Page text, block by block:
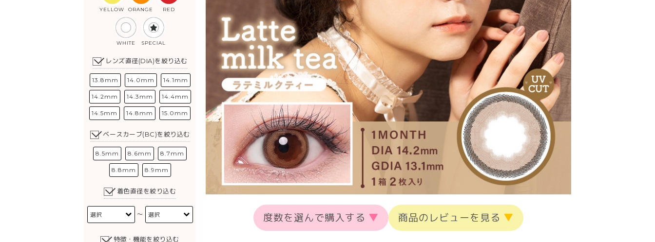
YELLOW ORANGE RED
WHITE SPECIAL
レンズ直径(DIA)を絞り込む
13.8mm 14.0mm 14.1mm
14.2mm 14.3mm 14.4mm
14.5mm 14.8mm 15.0mm
ベースカーブ(BC)を絞り込む
8.5mm 8.6mm 8.7mm
8.8mm 8.9mm
着色直径を絞り込む
〜
特徴・機能を絞り込む
度数を選んで購入する ▼ 商品のレビューを見る ▼